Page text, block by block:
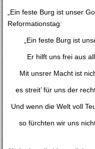
„Ein feste Burg ist unser
Reformationstag:
„Ein feste Burg ist
Er hilft uns frei aus
Mit unsrer Macht ist
es streit’ für uns der
Und wenn die Welt voll
so fürchten wir uns